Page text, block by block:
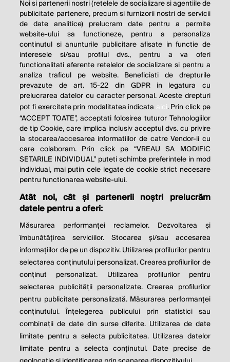
THE SOCIAL RESPONSIBILITY OF
BUSINESS IS TO INCREASE ITS
PROFITS.
Milton Friedman
© 2026 Profit.ro. Toate drepturile rezervate.
Dezvoltat de1616.ro
Contact Publicitate Despre noi
Politica de cookie Politica de
confidențialitate
Noi si partenerii nostri (retelele de socializare si agentiile de
publicitate partenere, precum si furnizorii nostri de servicii
de date analitice) prelucram date pentru a permite
website-ului sa functioneze, pentru a personaliza
continutul si anunturile publicitare afisate in functie de
interesele si/sau profilul dvs., pentru a va oferi
functionalitati aferente retelelor de socializare si pentru a
analiza traficul pe website. Beneficiati de drepturile
prevazute de art. 15-22 din GDPR in legatura cu
prelucrarea datelor cu caracter personal. Aceste drepturi
pot fi exercitate prin modalitatea indicata aici. Prin click pe
“ACCEPT TOATE”, acceptati folosirea tuturor Tehnologiilor
de tip Cookie, care implica inclusiv acceptul dvs. cu privire
la stocarea/accesarea informatiilor de catre Vendor-ii cu
care colaboram. Prin click pe “VREAU SA MODIFIC
SETARILE INDIVIDUAL” puteti schimba preferintele in mod
individual, mai putin cele legate de cookie strict necesare
pentru functionarea website-ului.
Atât noi, cât și partenerii noștri prelucrăm
datele pentru a oferi:
Măsurarea performanței reclamelor. Dezvoltarea și
îmbunătățirea serviciilor. Stocarea și/sau accesarea
informațiilor de pe un dispozitiv. Utilizarea profilurilor pentru
selectarea conținutului personalizat. Crearea profilurilor de
conținut personalizat. Utilizarea profilurilor pentru
selectarea publicității personalizate. Crearea profilurilor
pentru publicitate personalizată. Măsurarea performanței
conținutului. Înțelegerea publicului prin statistici sau
combinații de date din surse diferite. Utilizarea de date
limitate pentru a selecta publicitatea. Utilizarea datelor
limitate pentru a selecta conținutul. Date precise de